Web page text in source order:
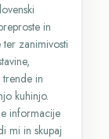
in
ter zanimivosti
in
kuhinjo.
informacije
mi in skupaj